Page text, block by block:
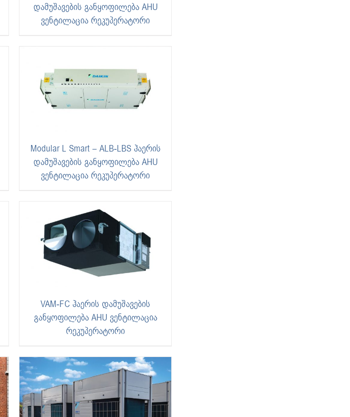
დამუშავების განყოფილება AHU
ვენტილაცია რეკუპერატორი
Modular L Smart – ALB-LBS ჰაერის
დამუშავების განყოფილება AHU
ვენტილაცია რეკუპერატორი
VAM-FC ჰაერის დამუშავების
განყოფილება AHU ვენტილაცია
რეკუპერატორი